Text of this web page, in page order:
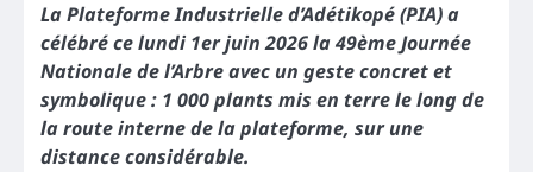
La Plateforme Industrielle d’Adétikopé (PIA) a
célébré ce lundi 1er juin 2026 la 49ème Journée
Nationale de l’Arbre avec un geste concret et
symbolique : 1 000 plants mis en terre le long de
la route interne de la plateforme, sur une
distance considérable.